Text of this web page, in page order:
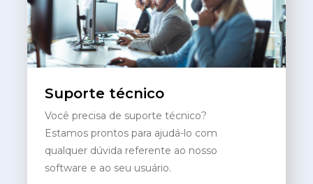
Suporte técnico
Você precisa de suporte técnico?
Estamos prontos para ajudá-lo com
qualquer dúvida referente ao nosso
software e ao seu usuário.